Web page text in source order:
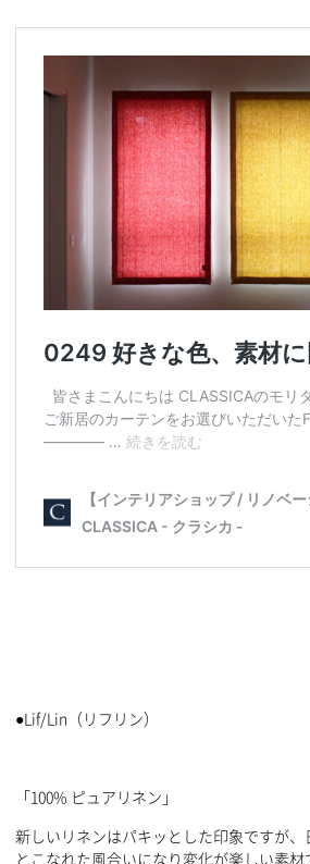
●Lif/Lin（リフリン）
「100% ピュアリネン」
新しいリネンはパキッとした印象ですが、
とこなれた風合いになり変化が楽しい素材